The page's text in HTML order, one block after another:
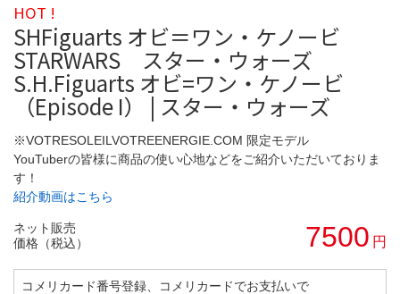
HOT !
SHFiguarts オビ＝ワン・ケノービ
STARWARS スター・ウォーズ
S.H.Figuarts オビ=ワン・ケノービ
（Episode I） | スター・ウォーズ
※VOTRESOLEILVOTREENERGIE.COM 限定モデル
YouTuberの皆様に商品の使い心地などをご紹介いただいておりま
す！
紹介動画はこちら
ネット販売
価格（税込）
7500 円
コメリカード番号登録、コメリカードでお支払いで